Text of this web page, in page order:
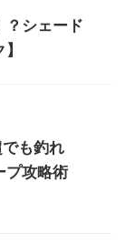
？シェード
も釣れ
プ攻略術